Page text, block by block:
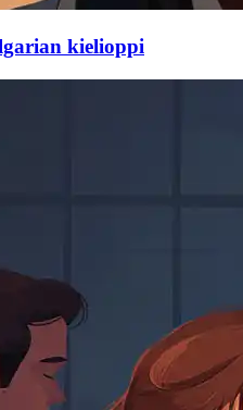
kielioppi